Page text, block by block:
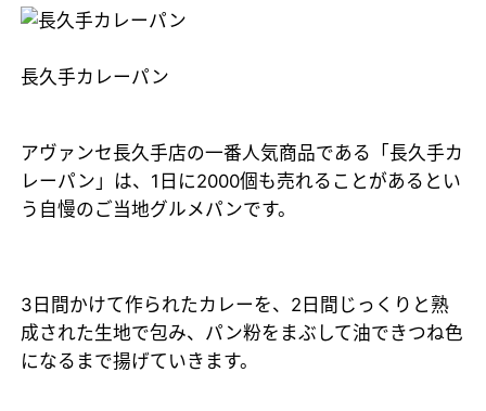
長久手カレーパン
アヴァンセ長久手店の一番人気商品である「長久手カ
レーパン」は、1日に2000個も売れることがあるとい
う自慢のご当地グルメパンです。
3日間かけて作られたカレーを、2日間じっくりと熟
成された生地で包み、パン粉をまぶして油できつね色
になるまで揚げていきます。